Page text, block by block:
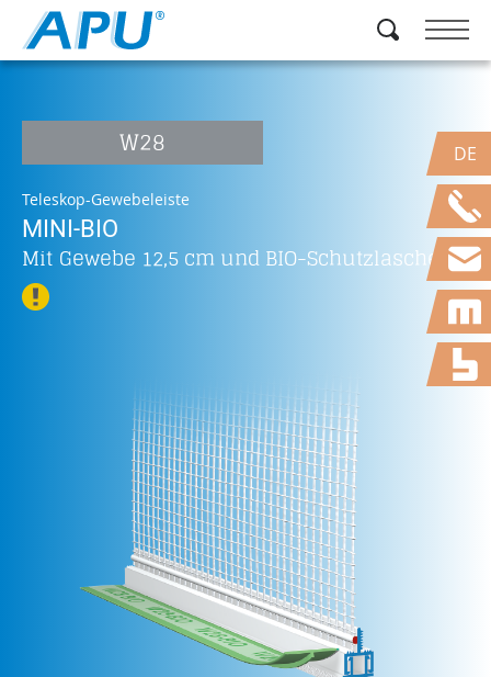
W28
Teleskop-Gewebeleiste
MINI-BIO
Mit Gewebe 12,5 cm und BIO-Schutzlasche
DE